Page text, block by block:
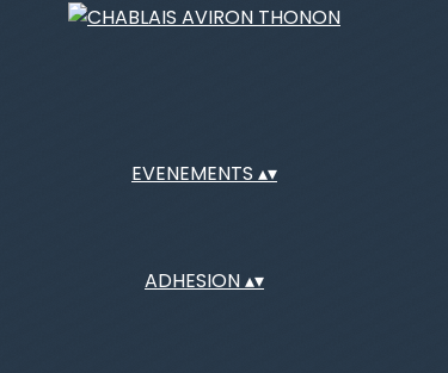
EVENEMENTS ▴▾
ADHESION▴▾